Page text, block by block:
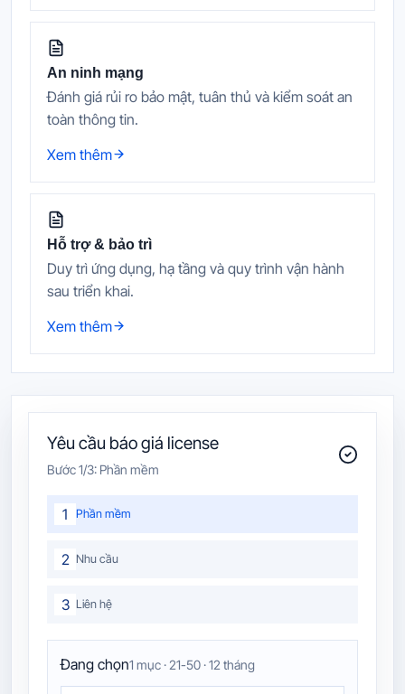
An ninh mạng
Đánh giá rủi ro bảo mật, tuân thủ và kiểm soát an
toàn thông tin.
Xem thêm
Hỗ trợ & bảo trì
Duy trì ứng dụng, hạ tầng và quy trình vận hành
sau triển khai.
Xem thêm
Yêu cầu báo giá license
Bước1/3: Phần mềm
1 Phần mềm
2 Nhu cầu
3 Liên hệ
Đang chọn1 mục · 21-50 · 12 tháng